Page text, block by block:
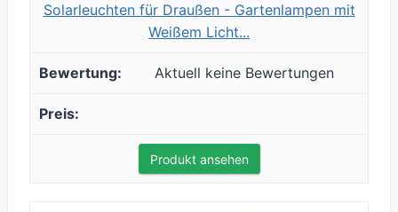
Solarleuchten für Draußen - Gartenlampen mit
Weißem Licht...
Aktuell keine Bewertungen
Produkt ansehen